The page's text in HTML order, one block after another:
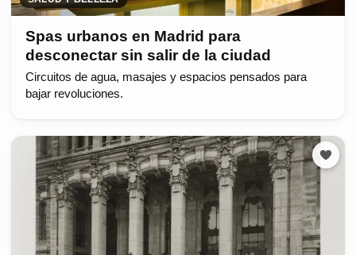
Spas urbanos en Madrid para
desconectar sin salir de la ciudad
Circuitos de agua, masajes y espacios pensados para
bajar revoluciones.